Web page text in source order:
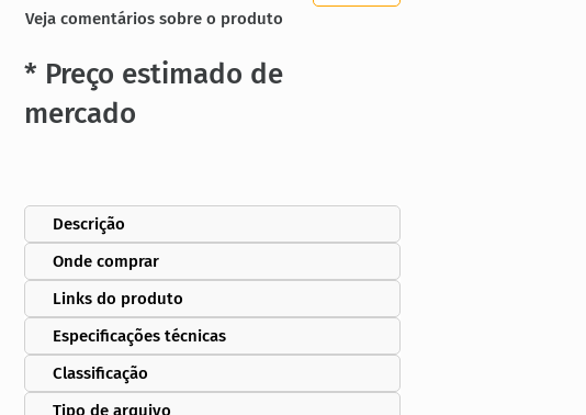
Veja comentários sobre o produto
* Preço estimado de
mercado
Descrição
Onde comprar
Links do produto
Especificações técnicas
Classificação
Tipo de arquivo